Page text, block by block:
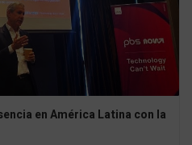
en América Latina con la